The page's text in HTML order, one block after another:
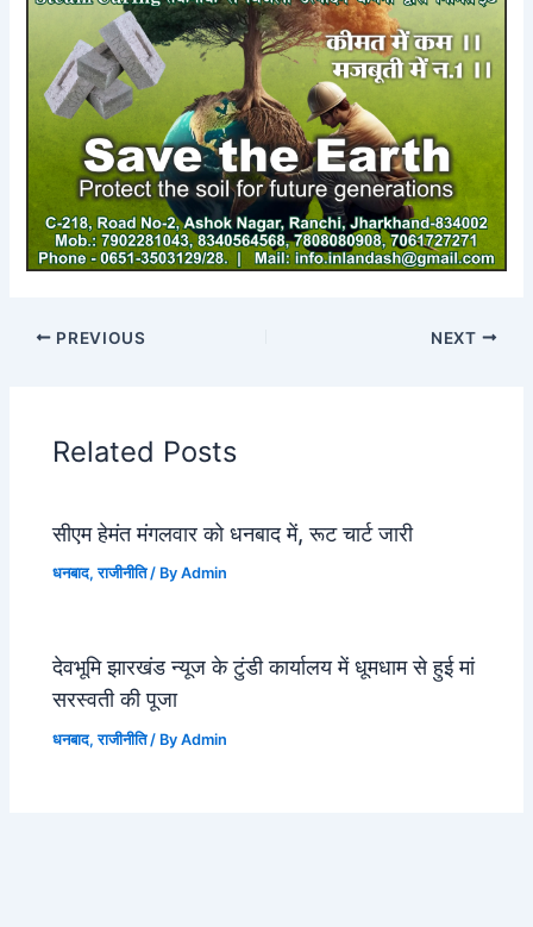
PREVIOUS NEXT
Related Posts
सीएम हेमंत मंगलवार को धनबाद में, रूट चार्ट जारी
धनबाद,राजीनीति/ ByAdmin
देवभूमि झारखंड न्यूज के टुंडी कार्यालय में धूमधाम से हुई मां
सरस्वती की पूजा
धनबाद,राजीनीति/ ByAdmin